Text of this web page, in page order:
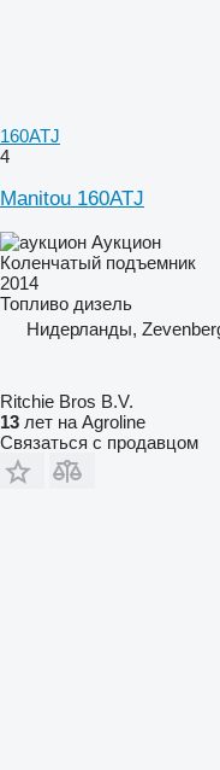
160ATJ
4
Manitou 160ATJ
Аукцион
Коленчатый подъемник
2014
Топливо дизель
Нидерланды,
Ritchie Bros B.V.
13 лет на Agroline
Связаться с продавцом